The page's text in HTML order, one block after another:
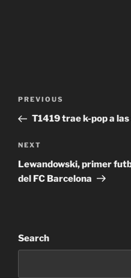
Previous
Post
PREVIOUS
T1419 trae k-pop a las
Next
Post
NEXT
Lewandowski, primer
del FC Barcelona
Search